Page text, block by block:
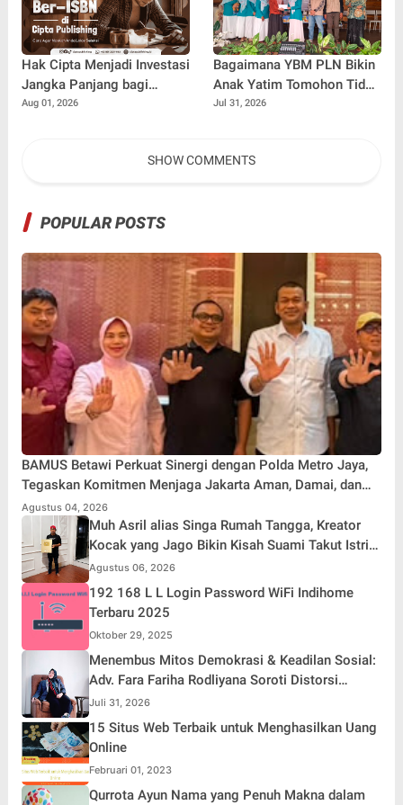
Indonesia
Hak Cipta Menjadi Investasi
Jangka Panjang bagi
Penulis Buku
Aug 01, 2026
Bagaimana YBM PLN Bikin
Anak Yatim Tomohon Tidak
Tertinggal di Tahun Ajaran
Jul 31, 2026
SHOW COMMENTS
POPULAR POSTS
BAMUS Betawi Perkuat Sinergi dengan Polda Metro Jaya,
Tegaskan Komitmen Menjaga Jakarta Aman, Damai, dan
Kondusif Jelang HUT ke-81 Republik Indonesia
Agustus 04, 2026
Muh Asril alias Singa Rumah Tangga, Kreator
Kocak yang Jago Bikin Kisah Suami Takut Istri
Jadi Hiburan
Agustus 06, 2026
192 168 L L Login Password WiFi Indihome
Terbaru 2025
Oktober 29, 2025
Menembus Mitos Demokrasi & Keadilan Sosial:
Adv. Fara Fariha Rodliyana Soroti Distorsi
Simpati Publik dan Aksi Main Hakim Sendiri
Juli 31, 2026
15 Situs Web Terbaik untuk Menghasilkan Uang
Online
Februari 01, 2023
Qurrota Ayun Nama yang Penuh Makna dalam